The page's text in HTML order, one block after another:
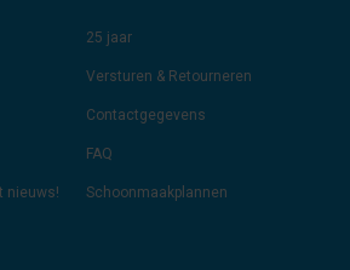
nieuws!
25 jaar
Versturen & Retourneren
Contactgegevens
FAQ
Schoonmaakplannen